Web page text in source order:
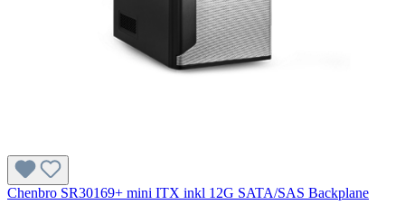
Chenbro SR30169+ mini ITX inkl 12G SATA/SAS Backplane